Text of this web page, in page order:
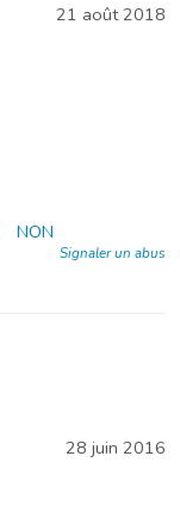
21 août 2018
NON
Signaler un abus
28 juin 2016